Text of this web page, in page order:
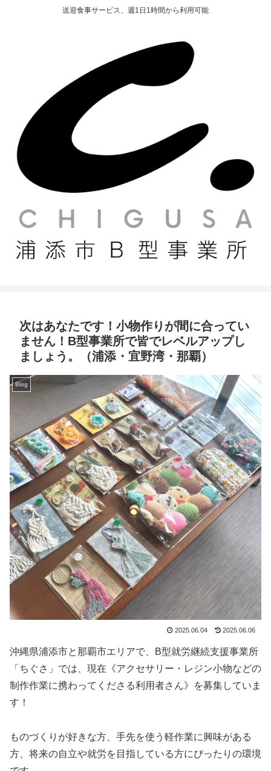
送迎食事サービス、週1日1時間から利用可能
次はあなたです！小物作りが間に合ってい
ません！B型事業所で皆でレベルアップし
ましょう。（浦添・宜野湾・那覇）
Blog
2025.06.04 2025.06.06
沖縄県浦添市と那覇市エリアで、B型就労継続支援事業所
「ちぐさ」では、現在《アクセサリー・レジン小物などの
制作作業に携わってくださる利用者さん》を募集していま
す！
ものづくりが好きな方、手先を使う軽作業に興味がある
方、将来の自立や就労を目指している方にぴったりの環境